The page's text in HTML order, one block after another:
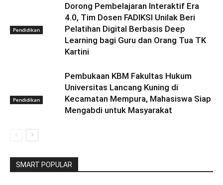
Pendidikan
Dorong Pembelajaran Interaktif Era
4.0, Tim Dosen FADIKSI Unilak Beri
Pelatihan Digital Berbasis Deep
Learning bagi Guru dan Orang Tua TK
Kartini
Pendidikan
Pembukaan KBM Fakultas Hukum
Universitas Lancang Kuning di
Kecamatan Mempura, Mahasiswa Siap
Mengabdi untuk Masyarakat
SMART POPULAR